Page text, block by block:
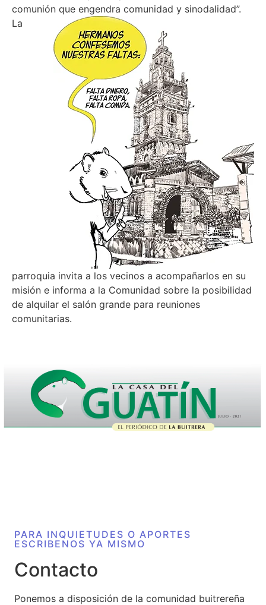
comunión que engendra comunidad y sinodalidad”.
La
parroquia invita a los vecinos a acompañarlos en su
misión e informa a la Comunidad sobre la posibilidad
de alquilar el salón grande para reuniones
comunitarias.
PARA INQUIETUDES O APORTES
ESCRIBENOS YA MISMO
Contacto
Ponemos a disposición de la comunidad buitrereña